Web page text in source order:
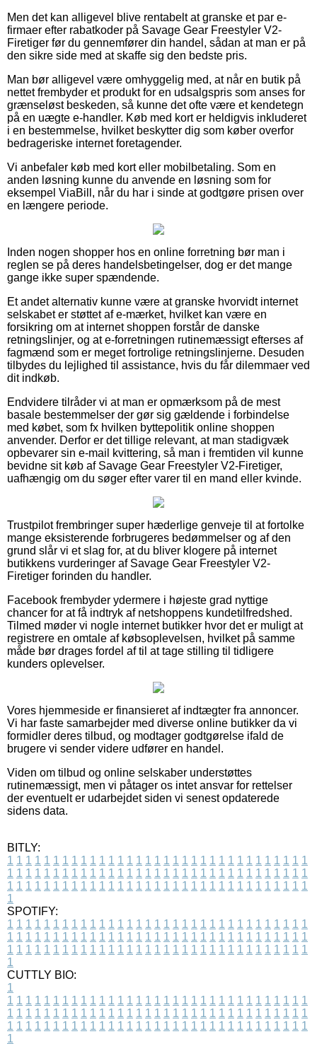
Men det kan alligevel blive rentabelt at granske et par e-
firmaer efter rabatkoder på Savage Gear Freestyler V2-
Firetiger før du gennemfører din handel, sådan at man er på
den sikre side med at skaffe sig den bedste pris.
Man bør alligevel være omhyggelig med, at når en butik på
nettet frembyder et produkt for en udsalgspris som anses for
grænseløst beskeden, så kunne det ofte være et kendetegn
på en uægte e-handler. Køb med kort er heldigvis inkluderet
i en bestemmelse, hvilket beskytter dig som køber overfor
bedrageriske internet foretagender.
Vi anbefaler køb med kort eller mobilbetaling. Som en
anden løsning kunne du anvende en løsning som for
eksempel ViaBill, når du har i sinde at godtgøre prisen over
en længere periode.
Inden nogen shopper hos en online forretning bør man i
reglen se på deres handelsbetingelser, dog er det mange
gange ikke super spændende.
Et andet alternativ kunne være at granske hvorvidt internet
selskabet er støttet af e-mærket, hvilket kan være en
forsikring om at internet shoppen forstår de danske
retningslinjer, og at e-forretningen rutinemæssigt efterses af
fagmænd som er meget fortrolige retningslinjerne. Desuden
tilbydes du lejlighed til assistance, hvis du får dilemmaer ved
dit indkøb.
Endvidere tilråder vi at man er opmærksom på de mest
basale bestemmelser der gør sig gældende i forbindelse
med købet, som fx hvilken byttepolitik online shoppen
anvender. Derfor er det tillige relevant, at man stadigvæk
opbevarer sin e-mail kvittering, så man i fremtiden vil kunne
bevidne sit køb af Savage Gear Freestyler V2-Firetiger,
uafhængig om du søger efter varer til en mand eller kvinde.
Trustpilot frembringer super hæderlige genveje til at fortolke
mange eksisterende forbrugeres bedømmelser og af den
grund slår vi et slag for, at du bliver klogere på internet
butikkens vurderinger af Savage Gear Freestyler V2-
Firetiger forinden du handler.
Facebook frembyder ydermere i højeste grad nyttige
chancer for at få indtryk af netshoppens kundetilfredshed.
Tilmed møder vi nogle internet butikker hvor det er muligt at
registrere en omtale af købsoplevelsen, hvilket på samme
måde bør drages fordel af til at tage stilling til tidligere
kunders oplevelser.
Vores hjemmeside er finansieret af indtægter fra annoncer.
Vi har faste samarbejder med diverse online butikker da vi
formidler deres tilbud, og modtager godtgørelse ifald de
brugere vi sender videre udfører en handel.
Viden om tilbud og online selskaber understøttes
rutinemæssigt, men vi påtager os intet ansvar for rettelser
der eventuelt er udarbejdet siden vi senest opdaterede
sidens data.
BITLY:
1 1 1 1 1 1 1 1 1 1 1 1 1 1 1 1 1 1 1 1 1 1 1 1 1 1 1 1 1 1 1 1 1
1 1 1 1 1 1 1 1 1 1 1 1 1 1 1 1 1 1 1 1 1 1 1 1 1 1 1 1 1 1 1 1 1
1 1 1 1 1 1 1 1 1 1 1 1 1 1 1 1 1 1 1 1 1 1 1 1 1 1 1 1 1 1 1 1 1
1
SPOTIFY:
1 1 1 1 1 1 1 1 1 1 1 1 1 1 1 1 1 1 1 1 1 1 1 1 1 1 1 1 1 1 1 1 1
1 1 1 1 1 1 1 1 1 1 1 1 1 1 1 1 1 1 1 1 1 1 1 1 1 1 1 1 1 1 1 1 1
1 1 1 1 1 1 1 1 1 1 1 1 1 1 1 1 1 1 1 1 1 1 1 1 1 1 1 1 1 1 1 1 1
1
CUTTLY BIO:
1
1 1 1 1 1 1 1 1 1 1 1 1 1 1 1 1 1 1 1 1 1 1 1 1 1 1 1 1 1 1 1 1 1
1 1 1 1 1 1 1 1 1 1 1 1 1 1 1 1 1 1 1 1 1 1 1 1 1 1 1 1 1 1 1 1 1
1 1 1 1 1 1 1 1 1 1 1 1 1 1 1 1 1 1 1 1 1 1 1 1 1 1 1 1 1 1 1 1 1
1